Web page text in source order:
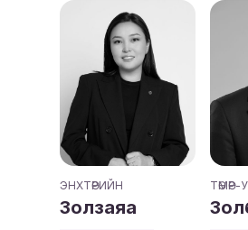
ЭНХТӨРИЙН
Золзаяа